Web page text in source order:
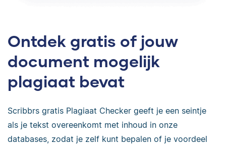
Ontdek gratis of jouw
document mogelijk
plagiaat bevat
Scribbrs gratis Plagiaat Checker geeft je een seintje
als je tekst overeenkomt met inhoud in onze
databases, zodat je zelf kunt bepalen of je voordeel